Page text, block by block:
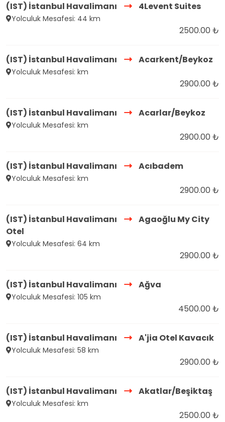
(IST) İstanbul Havalimanı 4Levent Suites
Yolculuk Mesafesi: 44 km
2500.00 ₺
(IST) İstanbul Havalimanı Acarkent/Beykoz
Yolculuk Mesafesi: km
2900.00 ₺
(IST) İstanbul Havalimanı Acarlar/Beykoz
Yolculuk Mesafesi: km
2900.00 ₺
(IST) İstanbul Havalimanı Acıbadem
Yolculuk Mesafesi: km
2900.00 ₺
(IST) İstanbul Havalimanı
Agaoğlu My City
Otel
Yolculuk Mesafesi: 64 km
2900.00 ₺
(IST) İstanbul Havalimanı Ağva
Yolculuk Mesafesi: 105 km
4500.00 ₺
(IST) İstanbul Havalimanı A'jia Otel Kavacık
Yolculuk Mesafesi: 58 km
2900.00 ₺
(IST) İstanbul Havalimanı Akatlar/Beşiktaş
Yolculuk Mesafesi: km
2500.00 ₺